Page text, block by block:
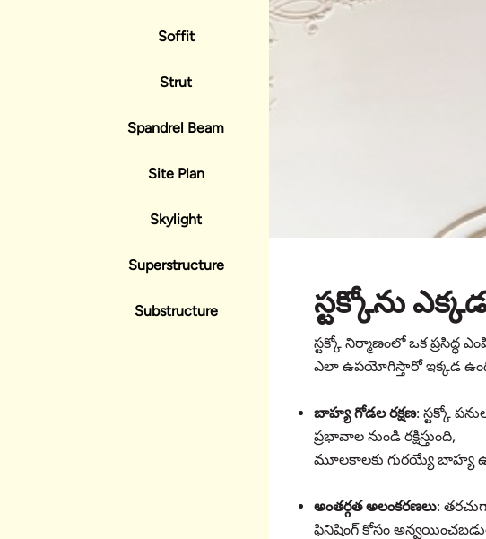
Soffit
Strut
Spandrel Beam
Site Plan
Skylight
Superstructure
Substructure స్టక్కోను
స్టక్కో నిర్మాణంలో ఒక ప్రసిద్ధ
ఎలా ఉపయోగిస్తారో ఇక్కడ
బాహ్య గోడల రక్షణ: స్టక్కో
ప్రభావాల నుండి రక్షిస్తుంది,
మూలకాలకు గురయ్యే బాహ్య
అంతర్గత అలంకరణలు:
ఫినిషింగ్ కోసం